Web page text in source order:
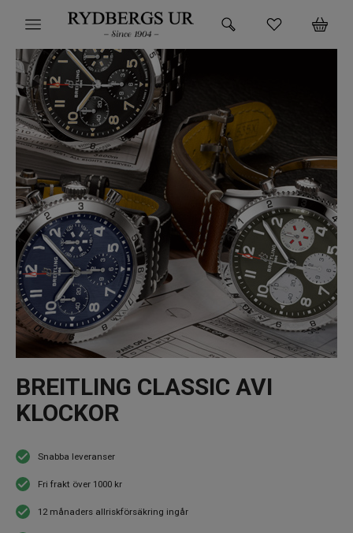
HEM
KLOCKOR
VARUMÄRKEN
SUPER DEALS!
HITTA DIN KLOCKA
SMYCKEN
BUTIKEN
BREITLING CLASSIC AVI
KLOCKOR
Snabba leveranser
Fri frakt över 1000 kr
12 månaders allriskförsäkring ingår